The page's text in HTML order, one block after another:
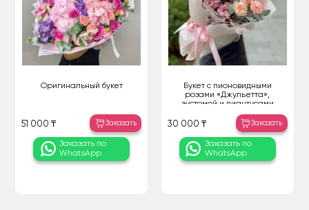
Оригинальный букет
51 000 ₸ Заказать
Заказать по
WhatsApp
Букет с пионовидными
розами «Джульетта»,
эустомой и диантусами
30 000 ₸ Заказать
Заказать по
WhatsApp